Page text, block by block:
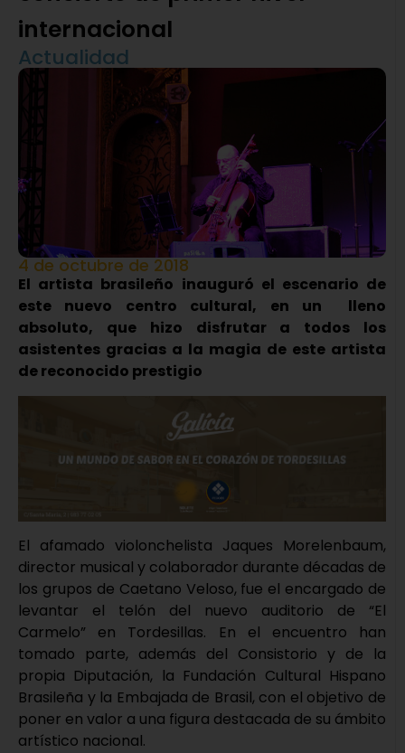
internacional
Actualidad
4 de octubre de 2018
El artista brasileño inauguró el escenario de
este nuevo centro cultural, en un lleno
absoluto, que hizo disfrutar a todos los
asistentes gracias a la magia de este artista
de reconocido prestigio
El afamado violonchelista Jaques Morelenbaum,
director musical y colaborador durante décadas de
los grupos de Caetano Veloso, fue el encargado de
levantar el telón del nuevo auditorio de “El
Carmelo” en Tordesillas. En el encuentro han
tomado parte, además del Consistorio y de la
propia Diputación, la Fundación Cultural Hispano
Brasileña y la Embajada de Brasil, con el objetivo de
poner en valor a una figura destacada de su ámbito
artístico nacional.